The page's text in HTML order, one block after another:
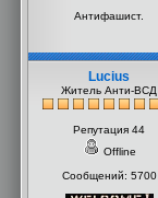
Антифашист.
Lucius
Житель Анти-ВСД
Репутация 44
Offline
Сообщений: 5700